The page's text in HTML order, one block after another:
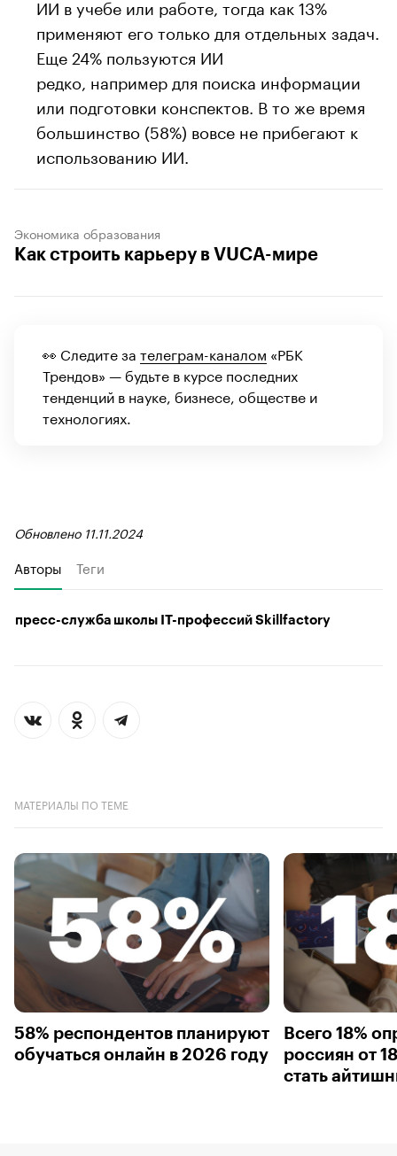
ИИ в учебе или работе, тогда как 13%
применяют его только для отдельных задач.
Еще 24% пользуются ИИ
редко, например для поиска информации
или подготовки конспектов. В то же время
большинство (58%) вовсе не прибегают к
использованию ИИ.
Экономика образования
Как строить карьеру в VUCA-мире
👀 Следите за телеграм-каналом «РБК
Трендов» — будьте в курсе последних
тенденций в науке, бизнесе, обществе и
технологиях.
Обновлено 11.11.2024
Авторы Теги
пресс-служба школы IT-профессий Skillfactory
МАТЕРИАЛЫ ПО ТЕМЕ
58% респондентов планируют
обучаться онлайн в 2026 году
Всего 18%
россиян от
стать